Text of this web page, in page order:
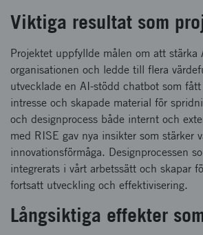
Viktiga resultat som
Projektet uppfyllde målen om att stärka
organisationen och ledde till flera
utvecklade en AI-stödd chatbot som
intresse och skapade material för
och designprocess både internt och
med RISE gav nya insikter som stärker
innovationsförmåga. Designprocessen
integrerats i vårt arbetssätt och skapar
fortsatt utveckling och effektivisering.
Långsiktiga effekter